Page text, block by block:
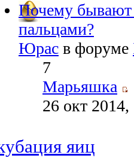
Почему
пальцами?
Юрас в форуме
7
Марьяшка
26 окт
яиц